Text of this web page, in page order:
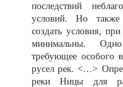
последствий
условий. Но
создать условия,
минимальны.
требующее особого
русел рек. <…>
реки Ницы для